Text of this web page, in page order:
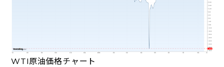
WTI原油価格チャート